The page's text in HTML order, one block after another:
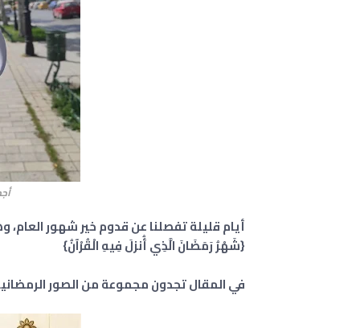
أيام قليلة تفصلنا عن قدوم خير شهور العام،
{شَهْرُ رَمَضَانَ الَّذِي أُنزلَ فِيهِ الْقُرْآنُ}
في المقال تجدون مجموعة من الصور